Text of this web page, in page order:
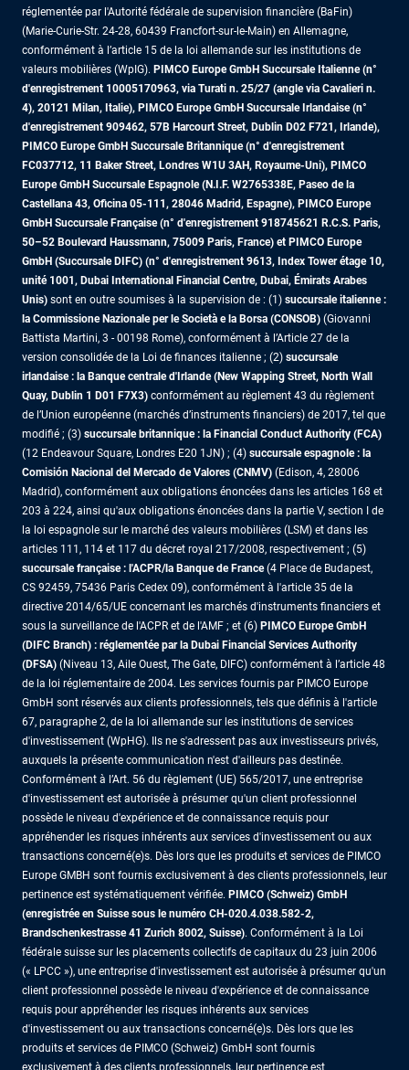
réglementée par l'Autorité fédérale de supervision financière (BaFin)
(Marie-Curie-Str. 24-28, 60439 Francfort-sur-le-Main) en Allemagne,
conformément à l’article 15 de la loi allemande sur les institutions de
valeurs mobilières (WpIG). PIMCO Europe GmbH Succursale Italienne (n°
d'enregistrement 10005170963, via Turati n. 25/27 (angle via Cavalieri n.
4), 20121 Milan, Italie), PIMCO Europe GmbH Succursale Irlandaise (n°
d'enregistrement 909462, 57B Harcourt Street, Dublin D02 F721, Irlande),
PIMCO Europe GmbH Succursale Britannique (n° d'enregistrement
FC037712, 11 Baker Street, Londres W1U 3AH, Royaume-Uni), PIMCO
Europe GmbH Succursale Espagnole (N.I.F. W2765338E, Paseo de la
Castellana 43, Oficina 05-111, 28046 Madrid, Espagne), PIMCO Europe
GmbH Succursale Française (n° d'enregistrement 918745621 R.C.S. Paris,
50–52 Boulevard Haussmann, 75009 Paris, France) et PIMCO Europe
GmbH (Succursale DIFC) (n° d'enregistrement 9613, Index Tower étage 10,
unité 1001, Dubai International Financial Centre, Dubai, Émirats Arabes
Unis) sont en outre soumises à la supervision de : (1) succursale italienne :
la Commissione Nazionale per le Società e la Borsa (CONSOB) (Giovanni
Battista Martini, 3 - 00198 Rome), conformément à l’Article 27 de la
version consolidée de la Loi de finances italienne ; (2) succursale
irlandaise : la Banque centrale d'Irlande (New Wapping Street, North Wall
Quay, Dublin 1 D01 F7X3) conformément au règlement 43 du règlement
de l’Union européenne (marchés d’instruments financiers) de 2017, tel que
modifié ; (3) succursale britannique : la Financial Conduct Authority (FCA)
(12 Endeavour Square, Londres E20 1JN) ; (4) succursale espagnole : la
Comisión Nacional del Mercado de Valores (CNMV) (Edison, 4, 28006
Madrid), conformément aux obligations énoncées dans les articles 168 et
203 à 224, ainsi qu'aux obligations énoncées dans la partie V, section I de
la loi espagnole sur le marché des valeurs mobilières (LSM) et dans les
articles 111, 114 et 117 du décret royal 217/2008, respectivement ; (5)
succursale française : l'ACPR/la Banque de France(4 Place de Budapest,
CS 92459, 75436 Paris Cedex 09), conformément à l'article 35 de la
directive 2014/65/UE concernant les marchés d'instruments financiers et
sous la surveillance de l'ACPR et de l'AMF ; et (6) PIMCO Europe GmbH
(DIFC Branch) : réglementée par la Dubai Financial Services Authority
(DFSA) (Niveau 13, Aile Ouest, The Gate, DIFC) conformément à l’article 48
de la loi réglementaire de 2004. Les services fournis par PIMCO Europe
GmbH sont réservés aux clients professionnels, tels que définis à l'article
67, paragraphe 2, de la loi allemande sur les institutions de services
d'investissement (WpHG). Ils ne s'adressent pas aux investisseurs privés,
auxquels la présente communication n'est d'ailleurs pas destinée.
Conformément à l’Art. 56 du règlement (UE) 565/2017, une entreprise
d'investissement est autorisée à présumer qu'un client professionnel
possède le niveau d'expérience et de connaissance requis pour
appréhender les risques inhérents aux services d'investissement ou aux
transactions concerné(e)s. Dès lors que les produits et services de PIMCO
Europe GMBH sont fournis exclusivement à des clients professionnels, leur
pertinence est systématiquement vérifiée. PIMCO (Schweiz) GmbH
(enregistrée en Suisse sous le numéro CH-020.4.038.582-2,
Brandschenkestrasse 41 Zurich 8002, Suisse). Conformément à la Loi
fédérale suisse sur les placements collectifs de capitaux du 23 juin 2006
(« LPCC »), une entreprise d'investissement est autorisée à présumer qu'un
client professionnel possède le niveau d'expérience et de connaissance
requis pour appréhender les risques inhérents aux services
d'investissement ou aux transactions concerné(e)s. Dès lors que les
produits et services de PIMCO (Schweiz) GmbH sont fournis
exclusivement à des clients professionnels, leur pertinence est